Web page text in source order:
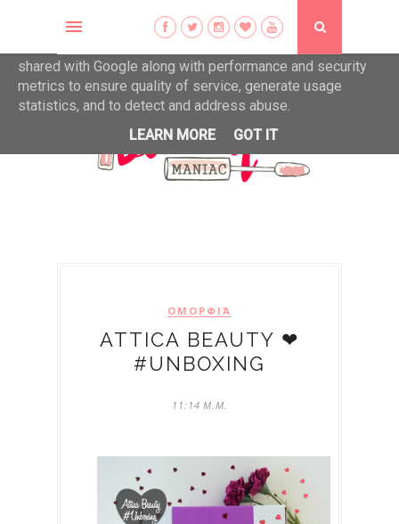
ΟΜΟΡΦΙΆ
ATTICA BEAUTY ❤
#UNBOXING
11:14 Μ.Μ.
This site uses cookies from Google to deliver its services
shared with Google along with performance and security
metrics to ensure quality of service, generate usage
statistics, and to detect and address abuse.
LEARN MORE
GOT IT